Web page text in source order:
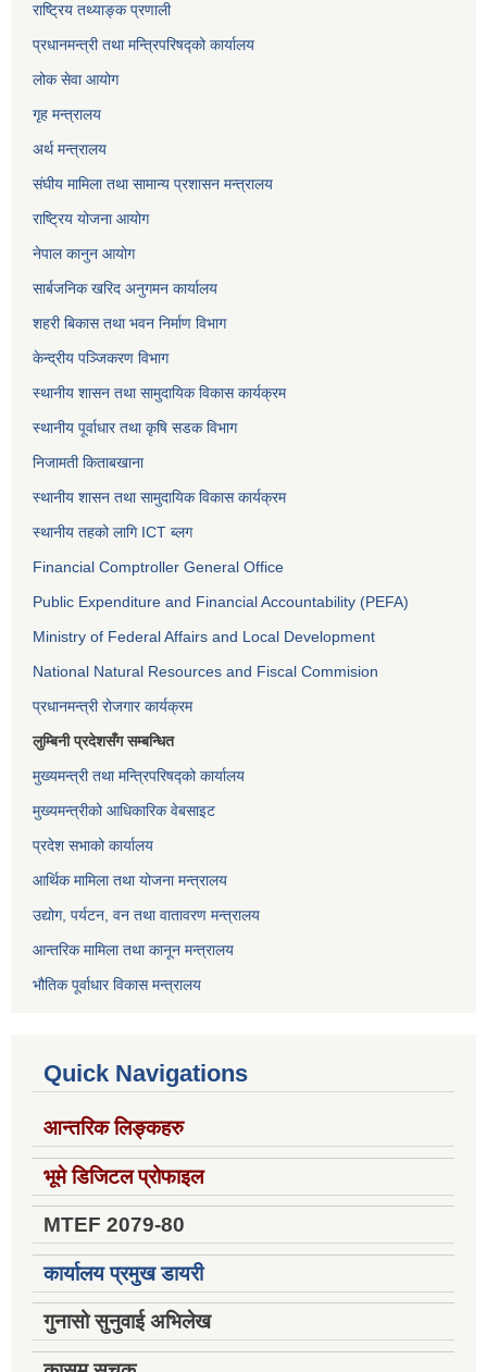
राष्ट्रिय तथ्याङ्क प्रणाली
प्रधानमन्त्री तथा मन्त्रिपरिषद्को कार्यालय
लोक सेवाआयोग
गृह मन्त्रालय
अर्थ मन्त्रालय
संघीय मामिला तथा सामान्य प्रशासन मन्त्रालय
राष्ट्रिय योजना आयोग
नेपाल कानुन आयोग
सार्बजनिक खरिद अनुगमन कार्यालय
शहरी बिकास तथा भवन निर्माण विभाग
केन्द्रीय पञ्जिकरण विभाग
स्थानीय शासन तथा सामुदायिक विकास कार्यक्रम
स्थानीय पूर्वाधार तथा कृषि सडक विभाग
निजामती किताबखाना
स्थानीय शासन तथा सामुदायिक विकास कार्यक्रम
स्थानीय तहको लागि ICT ब्लग
Financial Comptroller General Office
Public Expenditure and Financial Accountability (PEFA)
Ministry of Federal Affairs and Local Development
National Natural Resources and Fiscal Commision
प्रधानमन्त्री रोजगार कार्यक्रम
लुम्बिनी प्रदेशसँग सम्बन्धित
मुख्यमन्त्री तथा मन्त्रिपरिषद्को कार्यालय
मुख्यमन्त्रीको आधिकारिक वेबसाइट
प्रदेश सभाको कार्यालय
आर्थिक मामिला तथा योजना मन्त्रालय
उद्योग, पर्यटन, वन तथा वातावरण मन्त्रालय
आन्तरिक मामिला तथा कानून मन्त्रालय
भौतिक पूर्वाधार विकास मन्त्रालय
Quick Navigations
आन्तरिक लिङ्कहरु
भूमे डिजिटल प्रोफाइल
MTEF 2079-80
कार्यालय प्रमुख डायरी
गुनासो सुनुवाई अभिलेख